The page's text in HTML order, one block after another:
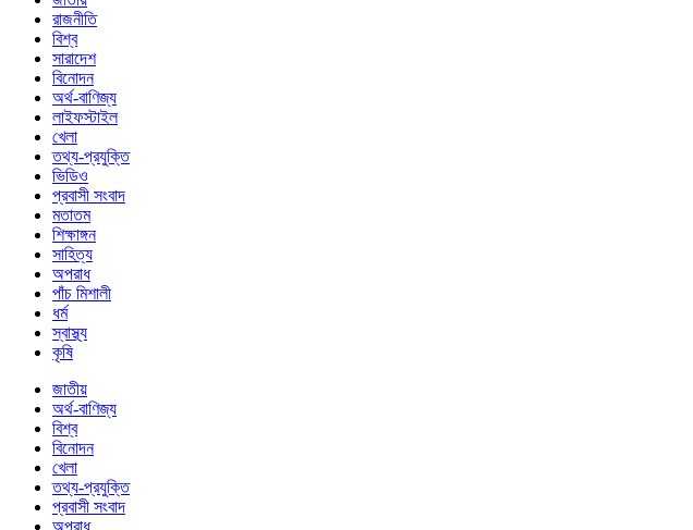
রাজনীতি
বিশ্ব
সারাদেশ
বিনোদন
অর্থ-বাণিজ্য
লাইফস্টাইল
খেলা
তথ্য-প্রযুক্তি
ভিডিও
প্রবাসী সংবাদ
মতাতম
শিক্ষাঙ্গন
সাহিত্য
অপরাধ
পাঁচ মিশালী
ধর্ম
স্বাস্থ্য
কৃষি
জাতীয়
অর্থ-বাণিজ্য
বিশ্ব
বিনোদন
খেলা
তথ্য-প্রযুক্তি
প্রবাসী সংবাদ
অপরাধ